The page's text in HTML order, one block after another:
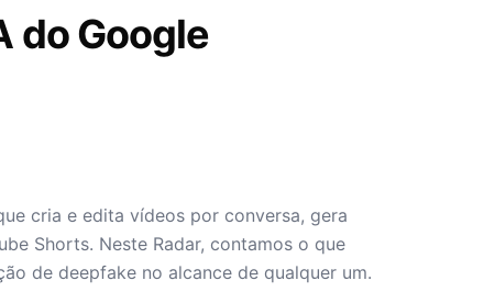
do Google
cria e edita vídeos por conversa, gera
Shorts. Neste Radar, contamos o que
de deepfake no alcance de qualquer um.